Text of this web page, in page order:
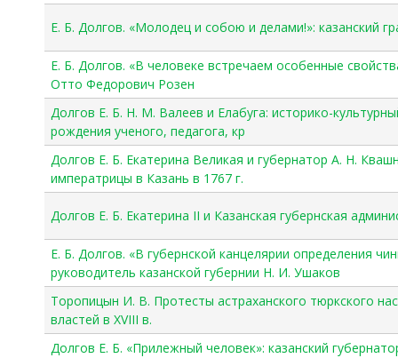
Е. Б. Долгов. «Молодец и собою и делами!»: казанский
Е. Б. Долгов. «В человеке встречаем особенные
Отто Федорович Розен
Долгов Е. Б. Н. М. Валеев и Елабуга: историко-
рождения ученого, педагога, кр
Долгов Е. Б. Екатерина Великая и губернатор А. Н.
императрицы в Казань в 1767 г.
Долгов Е. Б. Екатерина II и Казанская губернская
Е. Б. Долгов. «В губернской канцелярии определения
руководитель казанской губернии Н. И. Ушаков
Торопицын И. В. Протесты астраханского тюркского
властей в XVIII в.
Долгов Е. Б. «Прилежный человек»: казанский